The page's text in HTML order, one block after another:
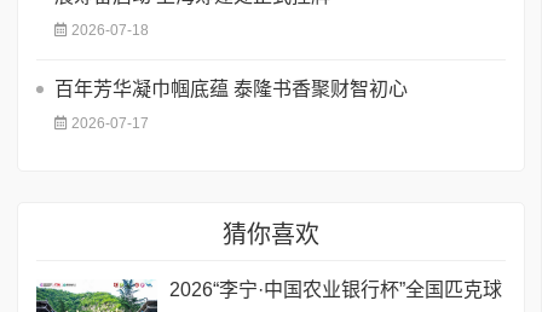
2026-07-18
百年芳华凝巾帼底蕴 泰隆书香聚财智初心
2026-07-17
猜你喜欢
2026“李宁·中国农业银行杯”全国匹克球